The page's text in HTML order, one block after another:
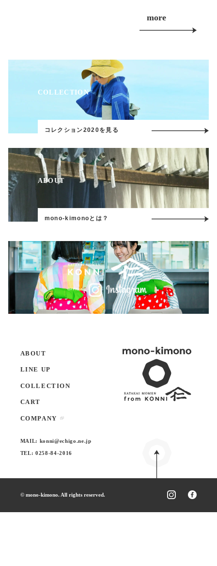
more
COLLECTION
コレクション2020を見る
ABOUT
mono-kimonoとは？
ABOUT
LINE UP
COLLECTION
CART
COMPANY
MAIL: konni@echigo.ne.jp
TEL:0258-84-2016
© mono-kimono. All rights reserved.